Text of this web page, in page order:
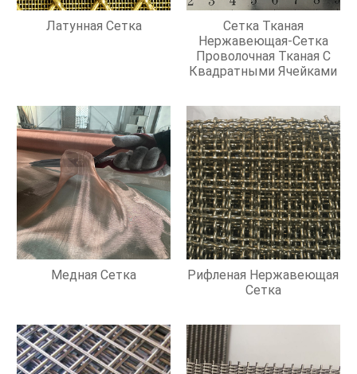
Латунная Сетка
Сетка Тканая
Нержавеющая-Сетка
Проволочная Тканая С
Квадратными Ячейками
Медная Сетка
Рифленая Нержавеющая
Сетка